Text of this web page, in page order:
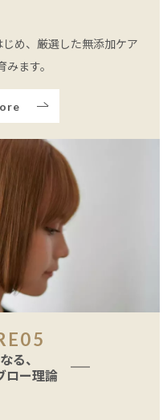
め、厳選した無添加ケア
ます。
る、
ロー理論